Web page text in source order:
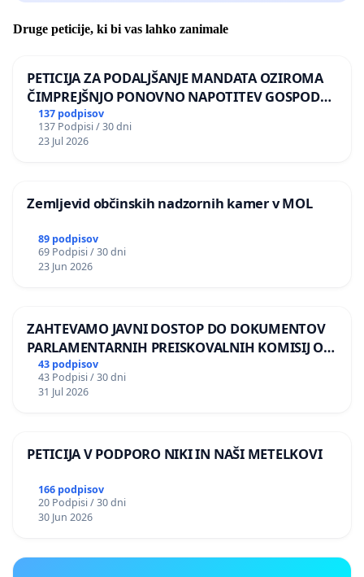
Druge peticije, ki bi vas lahko zanimale
PETICIJA ZA PODALJŠANJE MANDATA OZIROMA
ČIMPREJŠNJO PONOVNO NAPOTITEV GOSPODA
BERNARDA ŠRAJNERJA NA VELEPOSLANIŠTVO
REPUBLIKE SLOVENIJE V MOSKVI
137 podpisov
137 Podpisi / 30 dni
23 Jul 2026
Zemljevid občinskih nadzornih kamer v MOL
89 podpisov
69 Podpisi / 30 dni
23 Jun 2026
ZAHTEVAMO JAVNI DOSTOP DO DOKUMENTOV
PARLAMENTARNIH PREISKOVALNIH KOMISIJ O
ILEGALNI TRGOVINI Z OROŽJEM
43 podpisov
43 Podpisi / 30 dni
31 Jul 2026
PETICIJA V PODPORO NIKI IN NAŠI METELKOVI
166 podpisov
20 Podpisi / 30 dni
30 Jun 2026